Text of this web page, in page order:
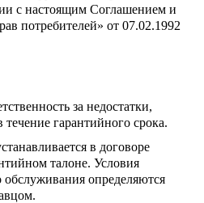
с настоящим Соглашением и
потребителей» от 07.02.1992
за недостатки,
гарантийного срока.
в договоре
талоне. Условия
обслуживания определяются